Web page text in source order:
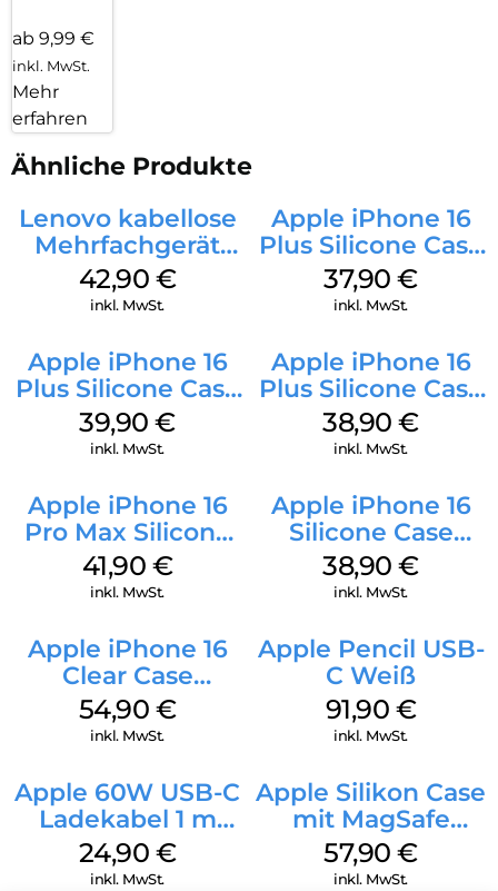
ab 9,99 €
inkl. MwSt.
Mehr
erfahren
Ähnliche Produkte
Lenovo kabellose
Mehrfachgerät
Luna Grey
42,90 €
inkl. MwSt.
Apple iPhone 16
Plus Silicone Case
MagSafe Lake
Green
37,90€
inkl. MwSt.
Apple iPhone 16
Plus Silicone Case
MagSafe Plum
39,90€
inkl. MwSt.
Apple iPhone 16
Plus Silicone Case
MagSafe Denim
38,90€
inkl. MwSt.
Apple iPhone 16
Pro Max Silicone
Case MagSafe
Ultramarine
41,90 €
inkl. MwSt.
Apple iPhone 16
Silicone Case
MagSafe
Ultramarine
38,90€
inkl. MwSt.
Apple iPhone 16
Clear Case
MagSafe
Transparent
54,90 €
inkl. MwSt.
Apple Pencil USB-
C Weiß
91,90 €
inkl. MwSt.
Apple 60W USB-C
Ladekabel 1 m
Weiß
24,90 €
inkl. MwSt.
Apple Silikon Case
mit MagSafe
iPhone 14 Pro
(PRODUCT)RED
57,90€
inkl. MwSt.